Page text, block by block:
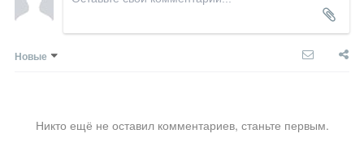
Новые
Никто ещё не оставил комментариев, станьте первым.